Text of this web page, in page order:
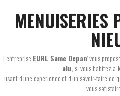
MENUISERIES
L’entreprise EURL Same Depan'vous
alu, si vous habitez à
usant d’une expérience et d’un savoir-faire
vous